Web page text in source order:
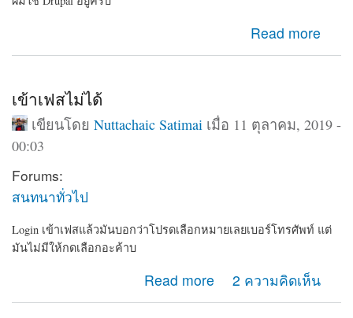
Read more
about ขออนุญาตสอบถามเรื่องการเปลี่ยนโดเมนเว็บใน
CMS Drupal ครับ
เข้าเฟสไม่ได้
เขียนโดย Nuttachaic Satimai เมื่อ 11 ตุลาคม, 2019 -
00:03
Forums:
สนทนาทั่วไป
Login เข้าเฟสแล้วมันบอกว่าโปรดเลือกหมายเลยเบอร์โทรศัพท์ แต่
มันไม่มีให้กดเลือกอะค้าบ
Read more 2 ความคิดเห็น